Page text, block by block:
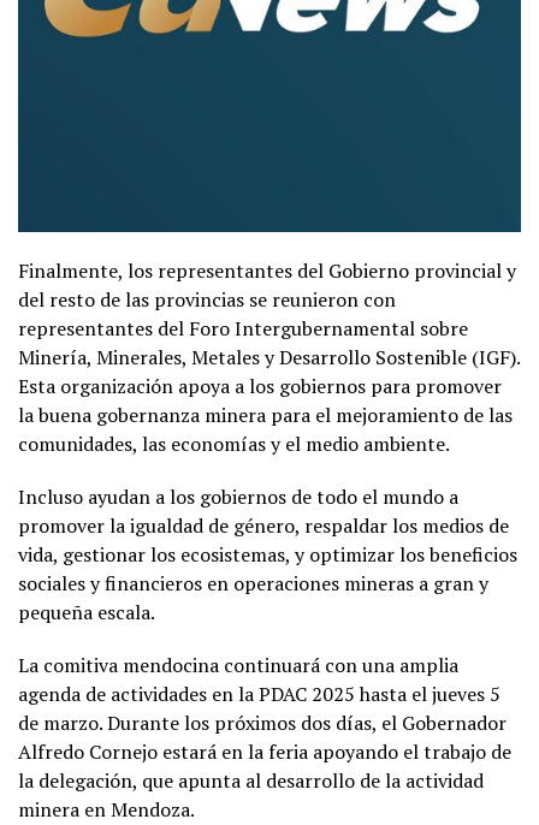
Finalmente, los representantes del Gobierno provincial y
del resto de las provincias se reunieron con
representantes del Foro Intergubernamental sobre
Minería, Minerales, Metales y Desarrollo Sostenible (IGF).
Esta organización apoya a los gobiernos para promover
la buena gobernanza minera para el mejoramiento de las
comunidades, las economías y el medio ambiente.
Incluso ayudan a los gobiernos de todo el mundo a
promover la igualdad de género, respaldar los medios de
vida, gestionar los ecosistemas, y optimizar los beneficios
sociales y financieros en operaciones mineras a gran y
pequeña escala.
La comitiva mendocina continuará con una amplia
agenda de actividades en la PDAC 2025 hasta el jueves 5
de marzo. Durante los próximos dos días, el Gobernador
Alfredo Cornejo estará en la feria apoyando el trabajo de
la delegación, que apunta al desarrollo de la actividad
minera en Mendoza.